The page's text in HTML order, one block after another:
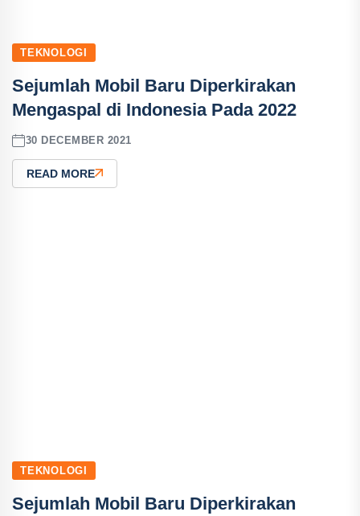
TEKNOLOGI
Sejumlah Mobil Baru Diperkirakan
Mengaspal di Indonesia Pada 2022
30 DECEMBER 2021
READ MORE
TEKNOLOGI
Sejumlah Mobil Baru Diperkirakan